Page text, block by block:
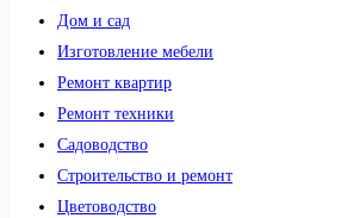
Дом и сад
Изготовление мебели
Ремонт квартир
Ремонт техники
Садоводство
Строительство и ремонт
Цветоводство